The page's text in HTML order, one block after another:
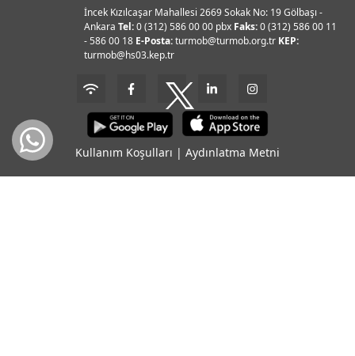
İncek Kızılcaşar Mahallesi 2669 Sokak No: 19 Gölbaşı -
AnkaraTel:0 (312) 586 00 00 pbx Faks:0 (312) 586 00 11
- 586 00 18 E-Posta:turmob@turmob.org.tr KEP:
turmob@hs03.kep.tr
Kullanım Koşulları | Aydınlatma Metni